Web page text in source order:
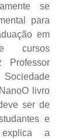
se
para
em
cursos
Professor
livro
ser de
e
a